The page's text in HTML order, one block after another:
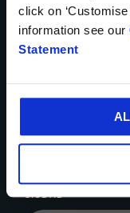
click on
information see our
Statement
NÚMERO DE
CIUDAD*